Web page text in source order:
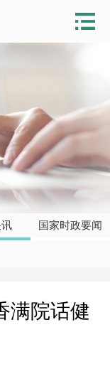
国家时政要闻
满院话健